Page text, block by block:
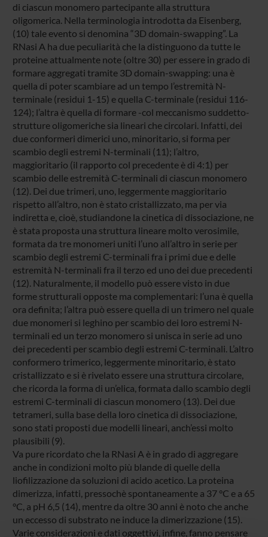
di ciascun monomero partecipante alla struttura
oligomerica. Nella terminologia introdotta da Eisenberg,
(10) tale evento si denomina “3D domain-swapping”. La
RNasi A ha due peculiarità che la distinguono da tutte le
proteine attualmente note (oltre 30) per essere in grado di
formare aggregati tramite 3D domain-swapping: una è
quella di poter scambiare ad un tempo l’estremità N-
terminale (residui 1-15) e quella C-terminale (residui 116-
124); l’altra è quella di formare -col meccanismo suddetto-
strutture oligomeriche sia lineari che circolari. Infatti, dei
due conformeri dimerici uno, minoritario, si forma per
scambio degli estremi N-terminali (11); l’altro,
maggioritario (il rapporto col precedente è di 4:1) per
scambio delle estremità C-terminali di ciascun monomero
(12). Dei due trimeri, uno, leggermente maggioritario
rispetto all’altro, non è stato cristallizzato, ma per via
indiretta e, cioè, studiandone la cinetica di dissociazione, ne
è stata proposta una struttura lineare molto verosimile,
formata da tre monomeri uniti l’uno all’altro in serie per
scambio degli estremi C-terminali fra i primi due e delle
estremità N-terminali fra il terzo ed uno dei due precedenti
(12). Naturalmente, il modello può essere visto in due
forme strutturali opposte ma complementari: l’una è quella
ora definita; l’altra può essere quella di un trimero nel quale
due monomeri si leghino per scambio dei loro estremi N-
terminali ed un terzo monomero si unisca in serie ad uno
dei precedenti per scambio degli estremi C-terminali. L’altro
conformero trimerico, leggermente minoritario, è stato
cristallizzato e si è rivelato essere una struttura circolare,
che ricorda la forma di un’elica, formata dallo scambio degli
estremi C-terminali di ciascun monomero (13). Dei due
tetrameri, sulla base della loro cinetica di dissociazione,
sono stati proposti due modelli lineari, anch’essi molto
plausibili (9).
Va pure ricordato che la RNasi A è in grado di aggregare
anche in condizioni molto più blande di quelle della
liofilizzazione da soluzioni di acido acetico. La proteina
dimerizza, infatti, pressochè spontaneamente a 37 °C e a 65
°C, a pH 6,5 (14), mentre da oltre 30 anni è noto che anche
un eccesso di substrato ne induce la dimerizzazione (15).
Varie considerazioni e dati oggettivi, infine, fanno pensare